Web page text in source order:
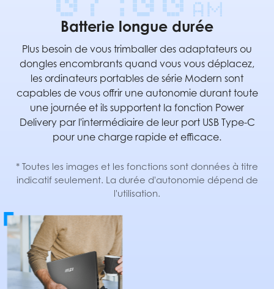
Batterie longue durée
Plus besoin de vous trimballer des adaptateurs ou
dongles encombrants quand vous vous déplacez,
les ordinateurs portables de série Modern sont
capables de vous offrir une autonomie durant toute
une journée et ils supportent la fonction Power
Delivery par l'intermédiaire de leur port USB Type-C
pour une charge rapide et efficace.
* Toutes les images et les fonctions sont données à titre
indicatif seulement. La durée d'autonomie dépend de
l'utilisation.